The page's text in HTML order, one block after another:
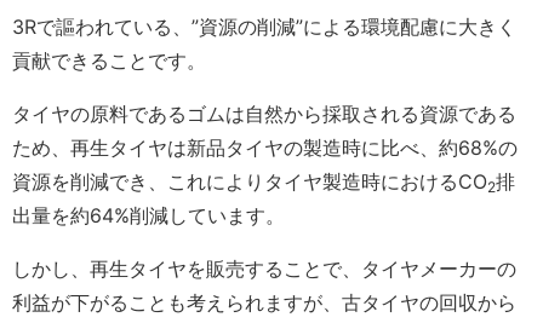
3Rで謳われている、”資源の削減”による環境配慮に大きく
貢献できることです。
タイヤの原料であるゴムは自然から採取される資源である
ため、再生タイヤは新品タイヤの製造時に比べ、約68%の
資源を削減でき、これによりタイヤ製造時におけるCO2排
出量を約64%削減しています。
しかし、再生タイヤを販売することで、タイヤメーカーの
利益が下がることも考えられますが、古タイヤの回収から